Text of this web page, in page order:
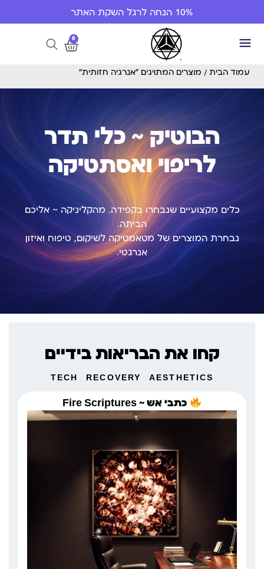
10% הנחה לרגל השקת האתר
0
עמוד הבית / מוצרים המתויגים “אנרגיה חזותית”
הבוטיק ~ כלי תדר
לריפוי ואסתטיקה
כלים מקצועיים שנבחרו בקפידה. מהקליניקה ~ אליכם
הביתה.
נבחרת המוצרים של מטאמטיקה לשיקום, טיפוח ואיזון
אנרגטי.
קחו את הבריאות בידיים
AESTHETICS
RECOVERY
TECH
כתבי אש ~ Fire Scriptures